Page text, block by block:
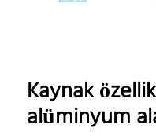
Kaynak
alüminyum